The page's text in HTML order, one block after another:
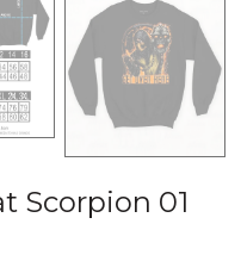
Scorpion 01